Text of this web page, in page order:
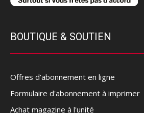
BOUTIQUE & SOUTIEN
Offres d’abonnement en ligne
Formulaire d'abonnement à imprimer
Achat magazine à l'unité